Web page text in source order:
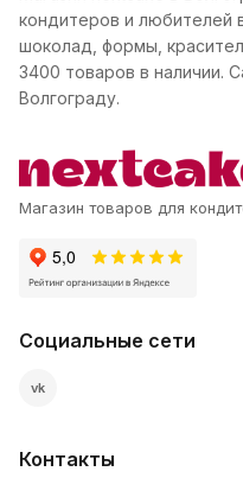
кондитеров и любителей
шоколад, формы,
3400 товаров в наличии.
Волгограду.
Магазин товаров для
Социальные сети
vk
Контакты